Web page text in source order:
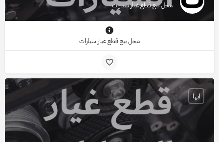
محل بيع قطع غيار سيارات
محل بيع قطع غيار سيارات
ابها